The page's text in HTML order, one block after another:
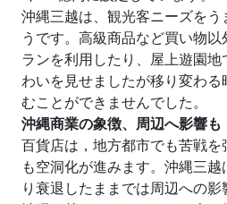
沖縄三越は、観光客ニーズを
うです。高級商品など買い物
ランを利用したり、屋上遊園
わいを見せましたが移り変わ
むことができませんでした。
沖縄商業の象徴、周辺へ影響も
百貨店は，地方都市でも苦戦
も空洞化が進みます。沖縄三
り衰退したままでは周辺への影